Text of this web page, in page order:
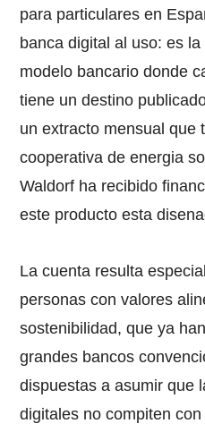
para particulares en
banca digital al uso: es
modelo bancario donde
tiene un destino
un extracto mensual que
cooperativa de energia
Waldorf ha recibido
este producto esta
La cuenta resulta
personas con valores
sostenibilidad, que ya
grandes bancos
dispuestas a asumir que
digitales no compiten